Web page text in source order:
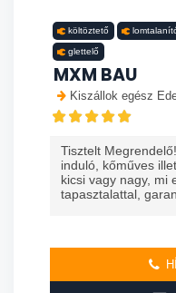
költöztető
glettelő
MXM BAU
Kiszállok egész
Tisztelt
induló, kőműves
kicsi vagy nagy, mi
tapasztalattal,